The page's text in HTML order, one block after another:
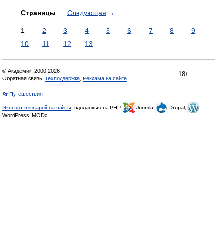
Страницы Следующая →
1 2 3 4 5 6 7 8
9
10
11 12 13
18+
© Академик, 2000-2026
Обратная связь: Техподдержка Реклама на сайте
👣 Путешествия
Экспорт словарей на сайты , сделанные на PHP, Joomla,
Drupal,
WordPress, MODx.